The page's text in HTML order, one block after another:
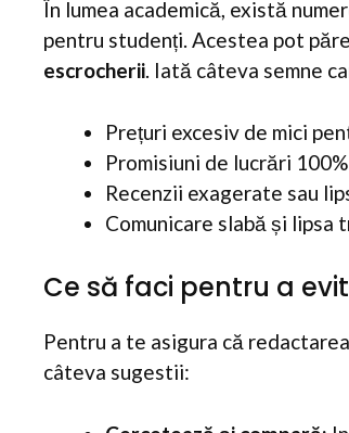
În lumea academică, există
pentru studenți. Acestea pot
escrocherii. Iată câteva semne
Prețuri excesiv de mici
Promisiuni de lucrări
Recenzii exagerate sau
Comunicare slabă și lipsa
Ce să faci pentru a
Pentru a te asigura că
câteva sugestii: